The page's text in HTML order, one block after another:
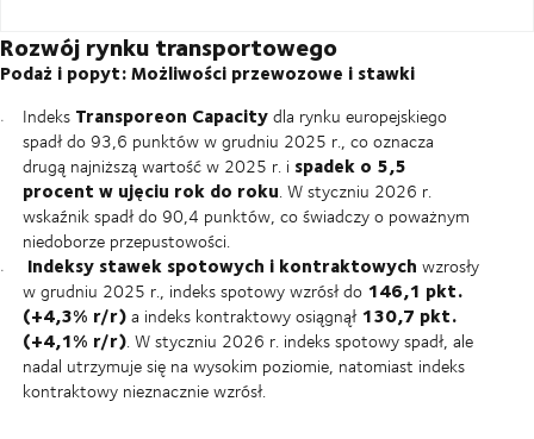
Rozwój rynku transportowego
Podaż i popyt: Możliwości przewozowe i stawki
Indeks Transporeon Capacitydla rynku europejskiego
spadł do 93,6 punktów w grudniu 2025 r., co oznacza
drugą najniższą wartość w 2025 r. i spadek o 5,5
procent w ujęciu rok do roku. W styczniu 2026 r.
wskaźnik spadł do 90,4 punktów, co świadczy o poważnym
niedoborze przepustowości.
Indeksy stawek spotowych i kontraktowych wzrosły
w grudniu 2025 r., indeks spotowy wzrósł do 146,1 pkt.
(+4,3% r/r)a indeks kontraktowy osiągnął130,7 pkt.
(+4,1% r/r). W styczniu 2026 r. indeks spotowy spadł, ale
nadal utrzymuje się na wysokim poziomie, natomiast indeks
kontraktowy nieznacznie wzrósł.